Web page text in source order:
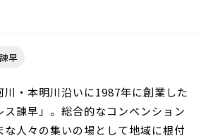
早
・本明川沿いに1987年に創業した
ス諫早」。総合的なコンベンション
人々の集いの場として地域に根付